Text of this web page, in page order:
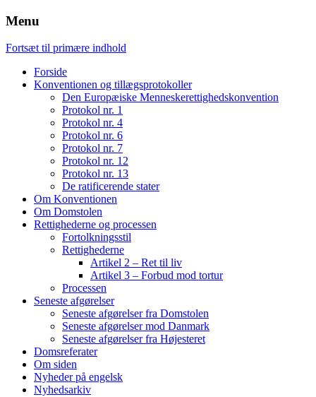
Menu
Fortsæt til primære indhold
Forside
Konventionen og tillægsprotokoller
Den Europæiske Menneskerettighedskonvention
Protokol nr. 1
Protokol nr. 4
Protokol nr. 6
Protokol nr. 7
Protokol nr. 12
Protokol nr. 13
De ratificerende stater
Om Konventionen
Om Domstolen
Rettighederne og processen
Fortolkningsstil
Rettighederne
Artikel 2 – Ret til liv
Artikel 3 – Forbud mod tortur
Processen
Seneste afgørelser
Seneste afgørelser fra Domstolen
Seneste afgørelser mod Danmark
Seneste afgørelser fra Højesteret
Domsreferater
Om siden
Nyheder på engelsk
Nyhedsarkiv